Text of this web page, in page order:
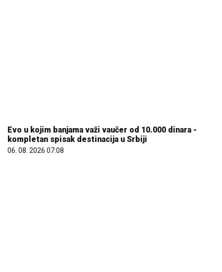
06. 08. 2026 07:08